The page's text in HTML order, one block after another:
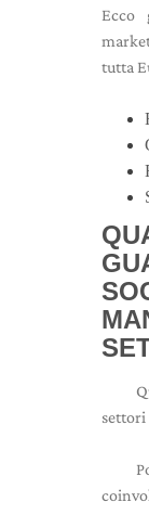
Ecco
tutta
settori